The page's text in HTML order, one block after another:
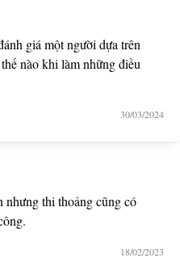
giá một người dựa trên
nào khi làm những điều
30/03/2024
thi thoảng cũng có
18/02/2023